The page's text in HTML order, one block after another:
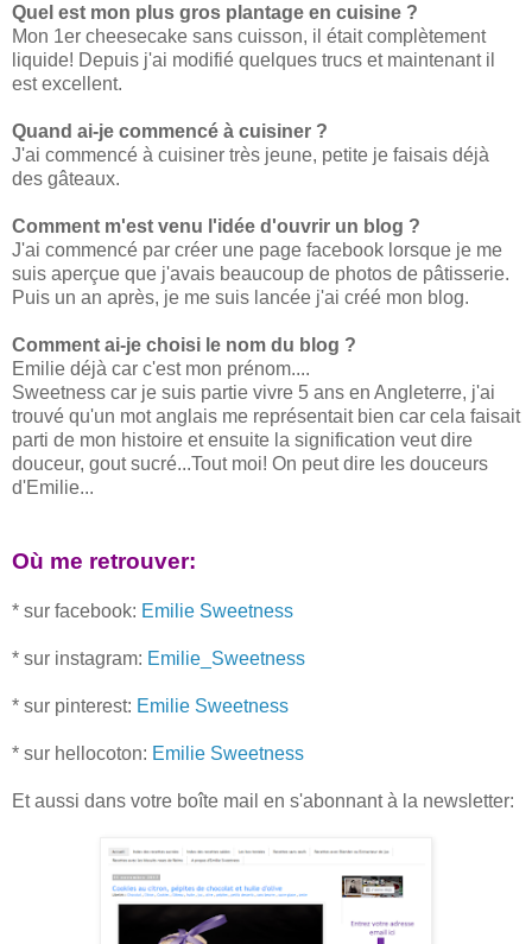
Quel est mon plus gros plantage en cuisine ?
Mon 1er cheesecake sans cuisson, il était complètement
liquide! Depuis j'ai modifié quelques trucs et maintenant il
est excellent.
Quand ai-je commencé à cuisiner ?
J'ai commencé à cuisiner très jeune, petite je faisais déjà
des gâteaux.
Comment m'est venu l'idée d'ouvrir un blog ?
J'ai commencé par créer une page facebook lorsque je me
suis aperçue que j'avais beaucoup de photos de pâtisserie.
Puis un an après, je me suis lancée j'ai créé mon blog.
Comment ai-je choisi le nom du blog ?
Emilie déjà car c'est mon prénom....
Sweetness car je suis partie vivre 5 ans en Angleterre, j'ai
trouvé qu'un mot anglais me représentait bien car cela faisait
parti de mon histoire et ensuite la signification veut dire
douceur, gout sucré...Tout moi! On peut dire les douceurs
d'Emilie...
Où me retrouver:
* sur facebook: Emilie Sweetness
* sur instagram: Emilie_Sweetness
* sur pinterest: Emilie Sweetness
* sur hellocoton: Emilie Sweetness
Et aussi dans votre boîte mail en s'abonnant à la newsletter: